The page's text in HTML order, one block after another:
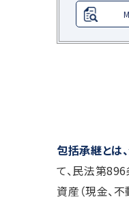
包括承継とは
て、民法第
資産（現金、